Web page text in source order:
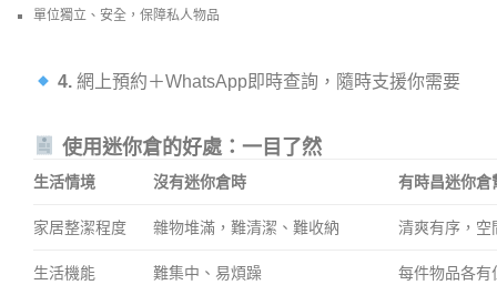
單位獨立、安全，保障私人物品
4.網上預約＋WhatsApp即時查詢，隨時支援你需要
使用迷你倉的好處：一目了然
生活情境 沒有迷你倉時 有時昌迷你倉
家居整潔程度 雜物堆滿，難清潔、難收納 清爽有序，空
生活機能 難集中、易煩躁 每件物品各有